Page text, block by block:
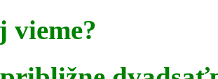
vieme?